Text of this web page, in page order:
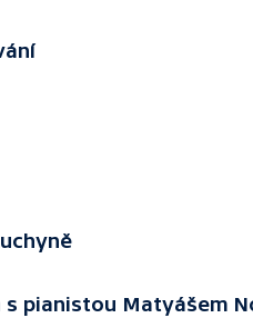
s pianistou Matyášem